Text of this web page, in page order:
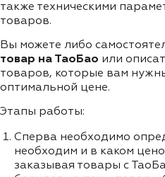
также техническими
товаров.
Вы можете либо
товар на ТаоБао или
товаров, которые вам
оптимальной цене.
Этапы работы:
Сперва необходимо
необходим и в каком
заказывая товары с